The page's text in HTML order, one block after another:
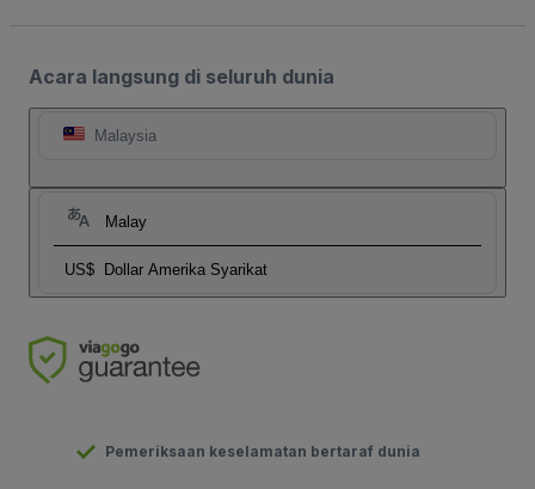
Acara langsung di seluruh dunia
Malaysia
Malay
US$ Dollar Amerika Syarikat
Pemeriksaan keselamatan bertaraf dunia